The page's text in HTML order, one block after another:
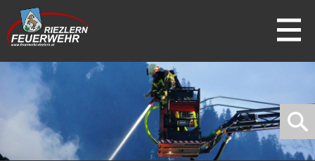
direkt zur Navigation
direkt zum Inhalt